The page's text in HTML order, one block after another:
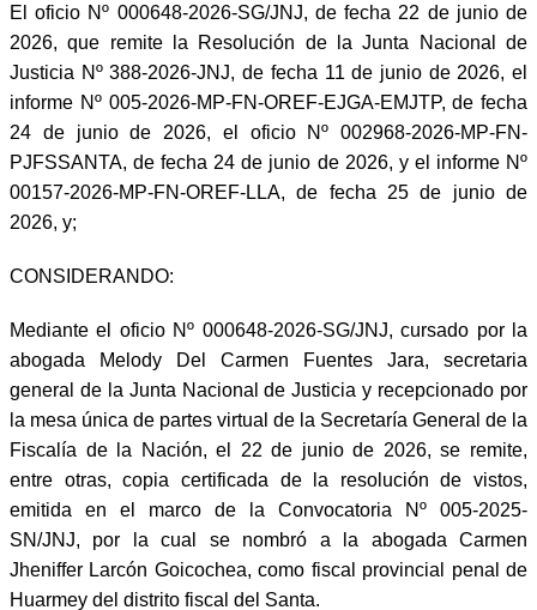
El oficio Nº 000648-2026-SG/JNJ, de fecha 22 de junio de
2026, que remite la Resolución de la Junta Nacional de
Justicia Nº 388-2026-JNJ, de fecha 11 de junio de 2026, el
informe Nº 005-2026-MP-FN-OREF-EJGA-EMJTP, de fecha
24 de junio de 2026, el oficio Nº 002968-2026-MP-FN-
PJFSSANTA, de fecha 24 de junio de 2026, y el informe Nº
00157-2026-MP-FN-OREF-LLA, de fecha 25 de junio de
2026, y;
CONSIDERANDO:
Mediante el oficio Nº 000648-2026-SG/JNJ, cursado por la
abogada Melody Del Carmen Fuentes Jara, secretaria
general de la Junta Nacional de Justicia y recepcionado por
la mesa única de partes virtual de la Secretaría General de la
Fiscalía de la Nación, el 22 de junio de 2026, se remite,
entre otras, copia certificada de la resolución de vistos,
emitida en el marco de la Convocatoria Nº 005-2025-
SN/JNJ, por la cual se nombró a la abogada Carmen
Jheniffer Larcón Goicochea, como fiscal provincial penal de
Huarmey del distrito fiscal del Santa.